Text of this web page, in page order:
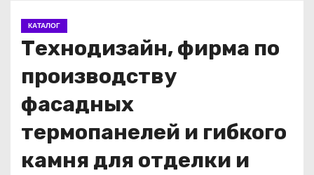
КАТАЛОГ
Технодизайн, фирма по
производству
фасадных
термопанелей и гибкого
камня для отделки и